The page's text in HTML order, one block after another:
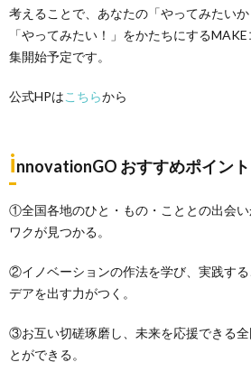
考えることで、あなたの「やってみたいか
「やってみたい！」をかたちにする
集開始予定です。
公式HPはこちらから
innovationGO おすすめポイント
①全国各地のひと・もの・こととの出会
ワクが見つかる。
②イノベーションの作法を学び、実践す
デアを出す力がつく。
③お互い切磋琢磨し、未来を応援できる全
とができる。